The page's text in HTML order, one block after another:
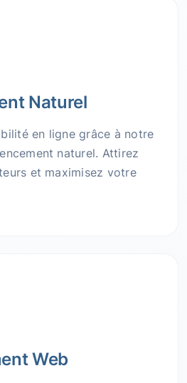
Naturel
en ligne grâce à notre
naturel. Attirez
et maximisez votre
Web